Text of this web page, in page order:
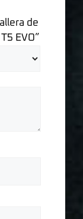
de
EVO”